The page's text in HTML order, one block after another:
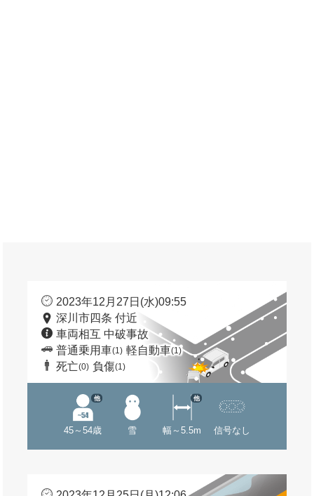
2023年12月27日(水)09:55
深川市四条 付近
車両相互 中破事故
普通乗用車(1) 軽自動車(1)
死亡(0) 負傷(1)
45～54歳
他
雪 幅～5.5m
他
信号なし